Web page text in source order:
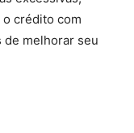
o crédito com
de melhorar seu